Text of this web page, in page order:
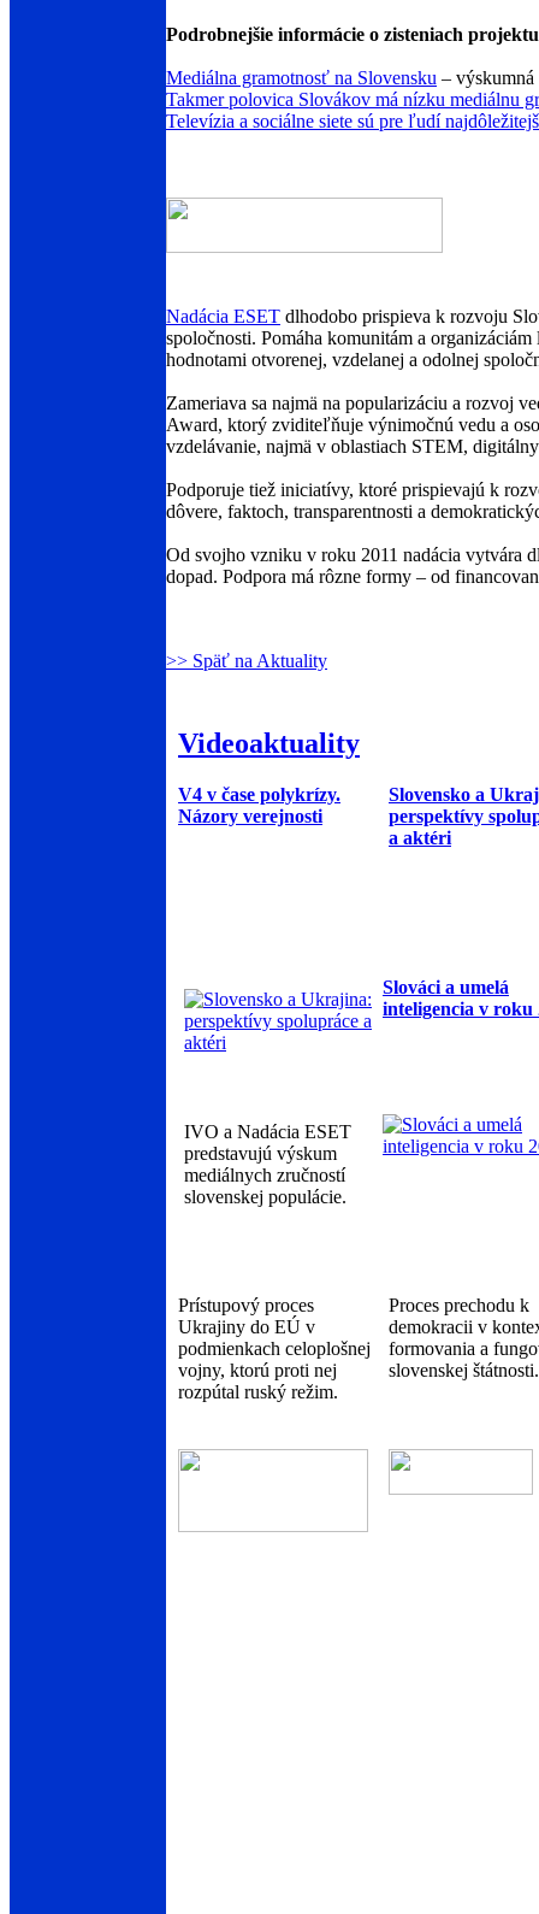
Podrobnejšie informácie o zisteniach
Mediálna gramotnosť na Slovensku – výskumná
Takmer polovica Slovákov má nízku mediálnu
Televízia a sociálne siete sú pre ľudí
Nadácia ESET dlhodobo prispieva k rozvoju
spoločnosti. Pomáha komunitám a
hodnotami otvorenej, vzdelanej a odolnej
Zameriava sa najmä na popularizáciu a rozvoj
Award, ktorý zviditeľňuje výnimočnú vedu a
vzdelávanie, najmä v oblastiach STEM,
Podporuje tiež iniciatívy, ktoré prispievajú k
dôvere, faktoch, transparentnosti a
Od svojho vzniku v roku 2011 nadácia vytvára
dopad. Podpora má rôzne formy – od
>> Späť na Aktuality
Videoaktuality
V4 v čase polykrízy.
Názory verejnosti
Slovensko a
perspektívy
a aktéri
Slováci a umelá
inteligencia v roku
IVO a Nadácia ESET
predstavujú výskum
mediálnych zručností
slovenskej populácie.
Prístupový proces
Ukrajiny do EÚ v
podmienkach celoplošnej
vojny, ktorú proti nej
rozpútal ruský režim.
Proces prechodu k
demokracii v
formovania a
slovenskej štátnosti.